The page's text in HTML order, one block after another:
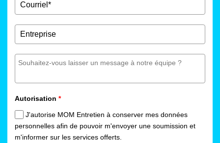
Autorisation *
J'autorise MOM Entretien à conserver mes données
personnelles afin de pouvoir m'envoyer une soumission et
m'informer sur les services offerts.